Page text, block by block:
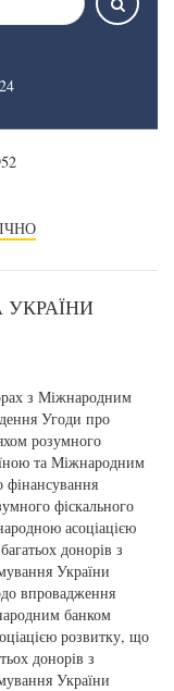
з Міжнародним
Угоди про
розумного
та Міжнародним
фінансування
фіскального
асоціацією
донорів з
України
впровадження
банком
розвитку, що
донорів з
України